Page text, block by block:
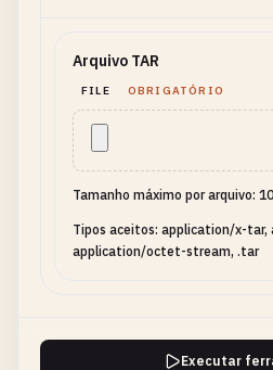
Arquivo TAR
FILE OBRIGATÓRIO
Tamanho máximo por arquivo:
Tipos aceitos: application/x-tar,
application/octet-stream, .tar
Executar